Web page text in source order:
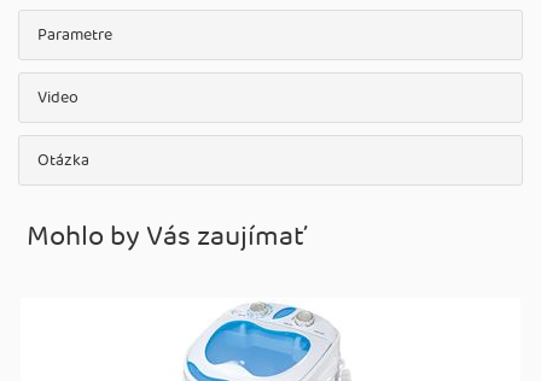
Parametre
Video
Otázka
Mohlo by Vás zaujímať